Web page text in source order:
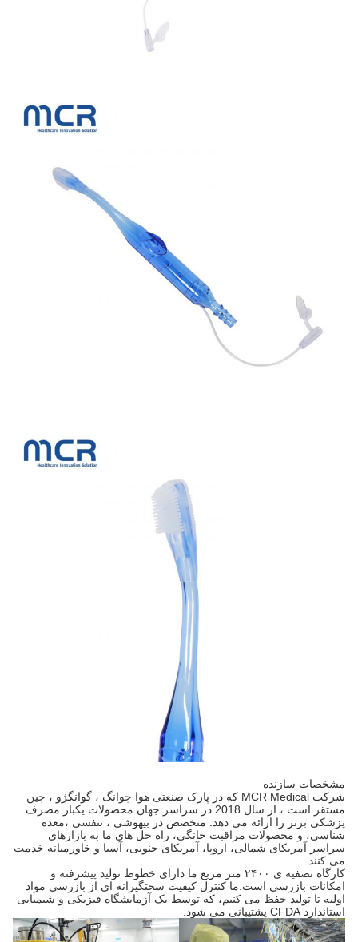
مشخصات سازنده
شرکت MCR Medical که در پارک صنعتی هوا چوانگ ، گوانگژو ، چین
مستقر است ، از سال 2018 در سراسر جهان محصولات یکبار مصرف
پزشکی برتر را ارائه می دهد. متخصص در بیهوشی ، تنفسی ،معده
شناسی، و محصولات مراقبت خانگی، راه حل های ما به بازارهای
سراسر آمریکای شمالی، اروپا، آمریکای جنوبی، آسیا و خاورمیانه خدمت
می کنند.
کارگاه تصفیه ی ۲۴۰۰ متر مربع ما دارای خطوط تولید پیشرفته و
امکانات بازرسی است.ما کنترل کیفیت سختگیرانه ای از بازرسی مواد
اولیه تا تولید حفظ می کنیم، که توسط یک آزمایشگاه فیزیکی و شیمیایی
استاندارد CFDA پشتیبانی می شود.